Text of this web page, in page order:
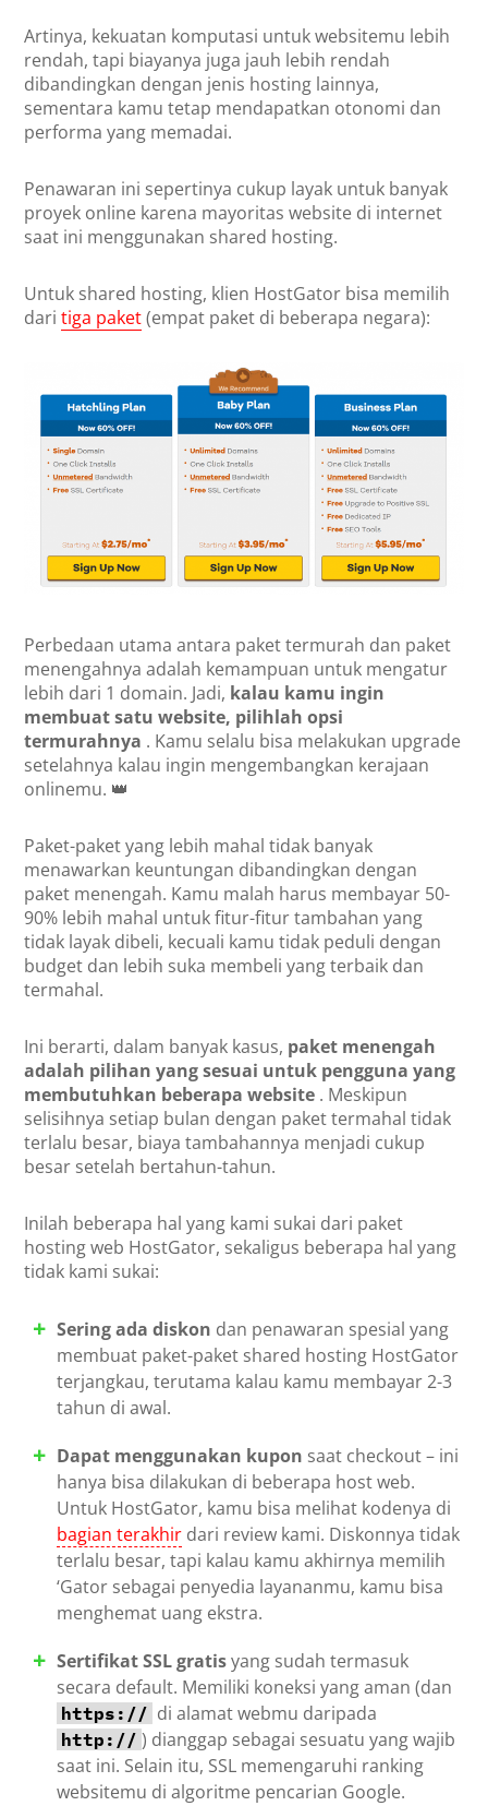
Artinya, kekuatan komputasi untuk websitemu lebih
rendah, tapi biayanya juga jauh lebih rendah
dibandingkan dengan jenis hosting lainnya,
sementara kamu tetap mendapatkan otonomi dan
performa yang memadai.
Penawaran ini sepertinya cukup layak untuk banyak
proyek online karena mayoritas website di internet
saat ini menggunakan shared hosting.
Untuk shared hosting, klien HostGator bisa memilih
daritiga paket(empat paket di beberapa negara):
Perbedaan utama antara paket termurah dan paket
menengahnya adalah kemampuan untuk mengatur
lebih dari 1 domain. Jadi, kalau kamu ingin
membuat satu website, pilihlah opsi
termurahnya . Kamu selalu bisa melakukan upgrade
setelahnya kalau ingin mengembangkan kerajaan
onlinemu. 👑
Paket-paket yang lebih mahal tidak banyak
menawarkan keuntungan dibandingkan dengan
paket menengah. Kamu malah harus membayar 50-
90% lebih mahal untuk fitur-fitur tambahan yang
tidak layak dibeli, kecuali kamu tidak peduli dengan
budget dan lebih suka membeli yang terbaik dan
termahal.
Ini berarti, dalam banyak kasus, paket menengah
adalah pilihan yang sesuai untuk pengguna yang
membutuhkan beberapa website . Meskipun
selisihnya setiap bulan dengan paket termahal tidak
terlalu besar, biaya tambahannya menjadi cukup
besar setelah bertahun-tahun.
Inilah beberapa hal yang kami sukai dari paket
hosting web HostGator, sekaligus beberapa hal yang
tidak kami sukai:
Sering ada diskon dan penawaran spesial yang
membuat paket-paket shared hosting HostGator
terjangkau, terutama kalau kamu membayar 2-3
tahun di awal.
Dapat menggunakan kupon saat checkout – ini
hanya bisa dilakukan di beberapa host web.
Untuk HostGator, kamu bisa melihat kodenya di
bagian terakhir dari review kami. Diskonnya tidak
terlalu besar, tapi kalau kamu akhirnya memilih
‘Gator sebagai penyedia layananmu, kamu bisa
menghemat uang ekstra.
Sertifikat SSL gratisyang sudah termasuk
secara default. Memiliki koneksi yang aman (dan
https:// di alamat webmu daripada
http:// ) dianggap sebagai sesuatu yang wajib
saat ini. Selain itu, SSL memengaruhi ranking
websitemu di algoritme pencarian Google.